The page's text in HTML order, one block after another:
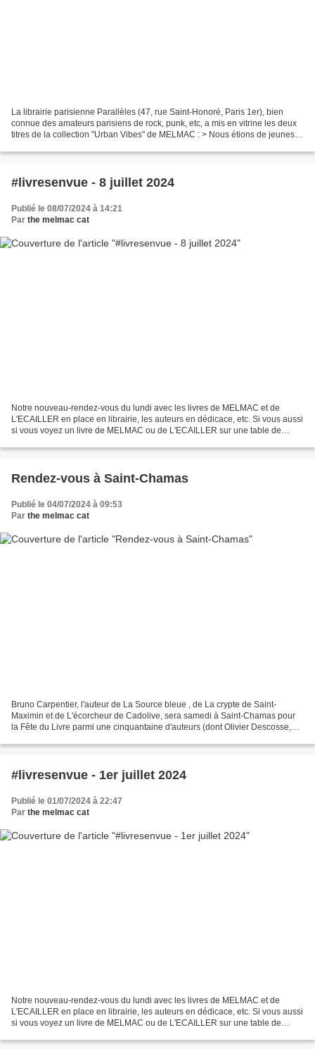
La librairie parisienne Parallèles (47, rue Saint-Honoré, Paris 1er), bien
connue des amateurs parisiens de rock, punk, etc, a mis en vitrine les deux
titres de la collection "Urban Vibes" de MELMAC : > Nous étions de jeunes
#livresenvue - 8 juillet 2024
Publié le 08/07/2024 à 14:21
Par the melmac cat
Notre nouveau-rendez-vous du lundi avec les livres de MELMAC et de
L'ECAILLER en place en librairie, les auteurs en dédicace, etc. Si vous aussi
si vous voyez un livre de MELMAC ou de L'ECAILLER sur une table de
Rendez-vous à Saint-Chamas
Publié le 04/07/2024 à 09:53
Par the melmac cat
Bruno Carpentier, l'auteur de La Source bleue , de La crypte de Saint-
Maximin et de L'écorcheur de Cadolive, sera samedi à Saint-Chamas pour
la Fête du Livre parmi une cinquantaine d'auteurs (dont Olivier Descosse,
#livresenvue - 1er juillet 2024
Publié le 01/07/2024 à 22:47
Par the melmac cat
Notre nouveau-rendez-vous du lundi avec les livres de MELMAC et de
L'ECAILLER en place en librairie, les auteurs en dédicace, etc. Si vous aussi
si vous voyez un livre de MELMAC ou de L'ECAILLER sur une table de